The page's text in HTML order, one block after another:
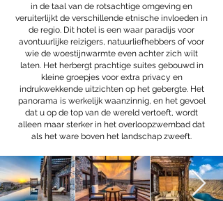
in de taal van de rotsachtige omgeving en
veruiterlijkt de verschillende etnische invloeden in
de regio. Dit hotel is een waar paradijs voor
avontuurlijke reizigers, natuurliefhebbers of voor
wie de woestijnwarmte even achter zich wilt
laten. Het herbergt prachtige suites gebouwd in
kleine groepjes voor extra privacy en
indrukwekkende uitzichten op het gebergte. Het
panorama is werkelijk waanzinnig, en het gevoel
dat u op de top van de wereld vertoeft, wordt
alleen maar sterker in het overloopzwembad dat
als het ware boven het landschap zweeft.